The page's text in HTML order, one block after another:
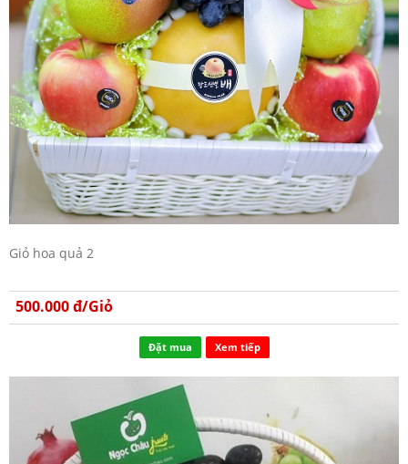
Giỏ hoa quả 2
500.000 đ/Giỏ
Đặt mua Xem tiếp